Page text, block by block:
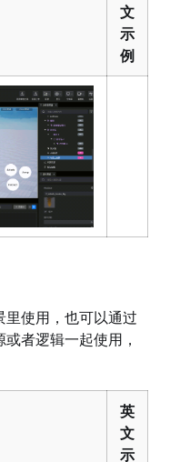
文
示
例
使用，也可以通过
者逻辑一起使用，
英
文
示